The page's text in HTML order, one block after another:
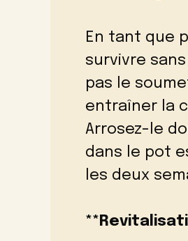
En tant que
survivre
pas le
entraîner la
Arrosez-le
dans le pot
les deux